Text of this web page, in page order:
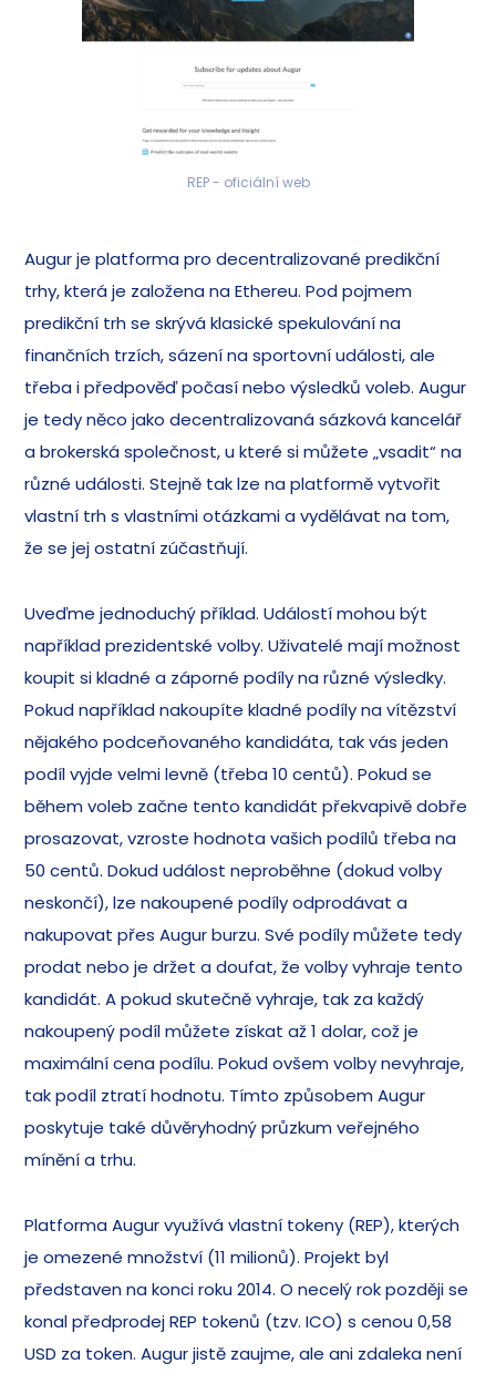
REP - oficiální web
Augur je platforma pro decentralizované predikční
trhy, která je založena na Ethereu. Pod pojmem
predikční trh se skrývá klasické spekulování na
finančních trzích, sázení na sportovní události, ale
třeba i předpověď počasí nebo výsledků voleb. Augur
je tedy něco jako decentralizovaná sázková kancelář
a brokerská společnost, u které si můžete „vsadit“ na
různé události. Stejně tak lze na platformě vytvořit
vlastní trh s vlastními otázkami a vydělávat na tom,
že se jej ostatní zúčastňují.
Uveďme jednoduchý příklad. Událostí mohou být
například prezidentské volby. Uživatelé mají možnost
koupit si kladné a záporné podíly na různé výsledky.
Pokud například nakoupíte kladné podíly na vítězství
nějakého podceňovaného kandidáta, tak vás jeden
podíl vyjde velmi levně (třeba 10 centů). Pokud se
během voleb začne tento kandidát překvapivě dobře
prosazovat, vzroste hodnota vašich podílů třeba na
50 centů. Dokud událost neproběhne (dokud volby
neskončí), lze nakoupené podíly odprodávat a
nakupovat přes Augur burzu. Své podíly můžete tedy
prodat nebo je držet a doufat, že volby vyhraje tento
kandidát. A pokud skutečně vyhraje, tak za každý
nakoupený podíl můžete získat až 1 dolar, což je
maximální cena podílu. Pokud ovšem volby nevyhraje,
tak podíl ztratí hodnotu. Tímto způsobem Augur
poskytuje také důvěryhodný průzkum veřejného
mínění a trhu.
Platforma Augur využívá vlastní tokeny (REP), kterých
je omezené množství (11 milionů). Projekt byl
představen na konci roku 2014. O necelý rok později se
konal předprodej REP tokenů (tzv. ICO) s cenou 0,58
USD za token. Augur jistě zaujme, ale ani zdaleka není